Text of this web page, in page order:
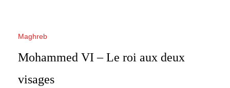
Maghreb
Mohammed VI – Le roi aux deux
visages